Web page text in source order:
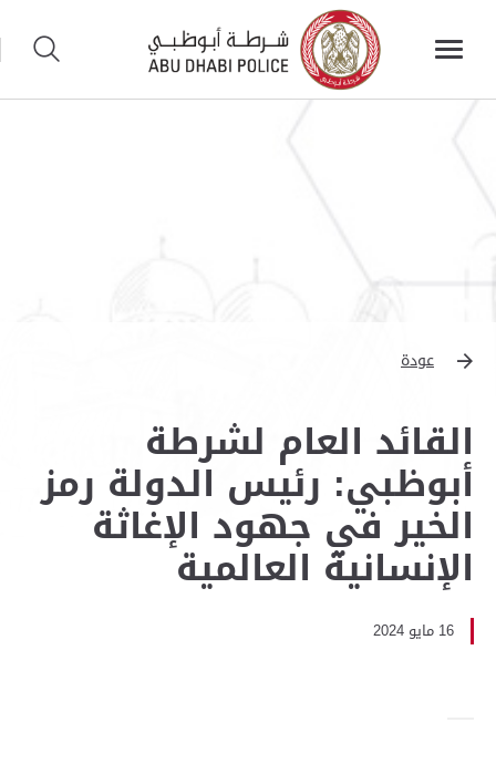
عودة
القائد العام لشرطة
أبوظبي: رئيس الدولة رمز
الخير في جهود الإغاثة
الإنسانية العالمية
16 مايو 2024